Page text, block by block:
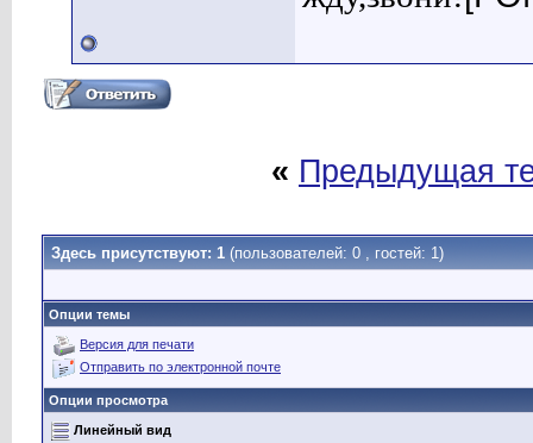
« Предыдущая
Здесь присутствуют: 1 (пользователей: 0 , гостей: 1)
Опции темы
Версия для печати
Отправить по электронной почте
Опции просмотра
Линейный вид